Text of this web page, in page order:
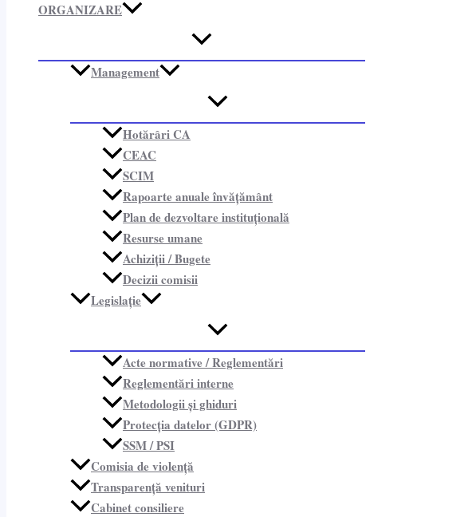
ORGANIZARE​
Management
Hotărâri CA
CEAC
SCIM
Rapoarte anuale învățământ
Plan de dezvoltare instituțională
Resurse umane
Achiziții / Bugete
Decizii comisii
Legislație
Acte normative / Reglementări
Reglementări interne
Metodologii și ghiduri
Protecția datelor (GDPR)
SSM / PSI
Comisia de violență
Transparență venituri
Cabinet consiliere​